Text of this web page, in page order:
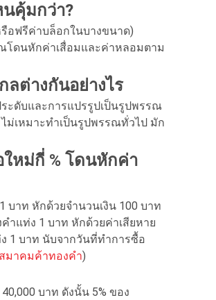
นคุ้มกว่า?
อฟรีค่าบล็อกในบางขนาด)
โดนหักค่าเสื่อมและค่าหลอมตาม
ลต่างกันอย่างไร
ระดับและการแปรรูปเป็นรูปพรรณ
ม่เหมาะทำเป็นรูปพรรณทั่วไป มัก
หม่กี่ % โดนหักค่า
าท หักด้วยจำนวนเงิน 100 บาท
แท่ง 1 บาท หักด้วยค่าเสียหาย
1 บาท นับจากวันที่ทำการซื้อ
มาคมค้าทองคำ)
บาท ดังนั้น 5% ของ